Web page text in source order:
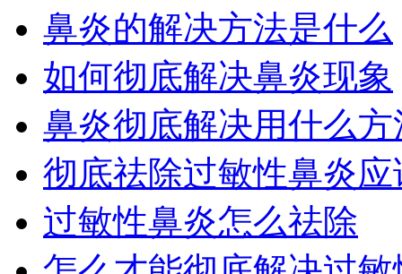
鼻炎的解决方法是什么
如何彻底解决鼻炎现象
鼻炎彻底解决用什么方
彻底祛除过敏性鼻炎应
过敏性鼻炎怎么祛除